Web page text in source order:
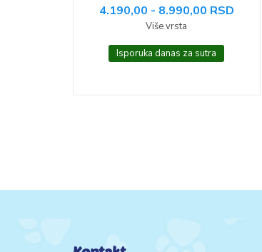
4.190,00 - 8.990,00 RSD
Više vrsta
Isporuka danas za sutra